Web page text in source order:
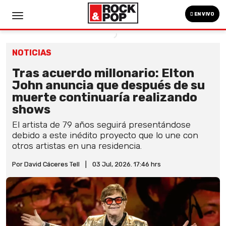
EN VIVO
NOTICIAS
Tras acuerdo millonario: Elton
John anuncia que después de su
muerte continuaría realizando
shows
El artista de 79 años seguirá presentándose
debido a este inédito proyecto que lo une con
otros artistas en una residencia.
Por David Cáceres Tell 03 Jul, 2026. 17:46 hrs